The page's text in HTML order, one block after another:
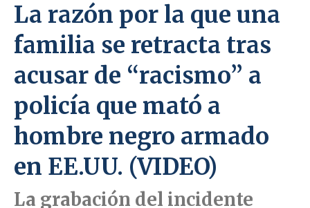
La razón por la que una
familia se retracta tras
acusar de “racismo” a
policía que mató a
hombre negro armado
en EE.UU. (VIDEO)
La grabación del incidente